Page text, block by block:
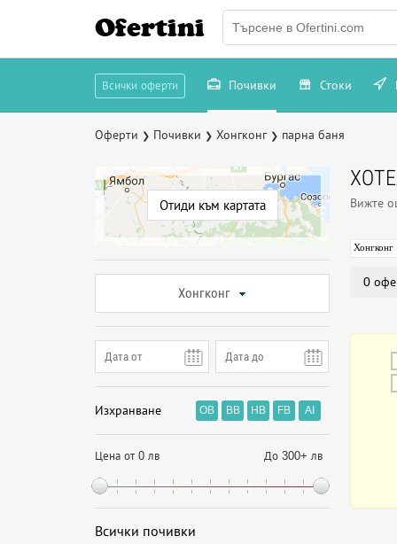
Ofertini
Всички оферти Почивки Стоки
Оферти ❯ Почивки ❯ Хонгконг ❯ парна баня
Отиди към картата
Хонгконг
Изхранване OB BB HB FB AI
Цена от 0 лв До 300+ лв
Всички почивки
Вижте
Хонгконг
0